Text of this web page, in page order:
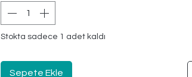
Stokta sadece 1 adet kaldı
Sepete Ekle